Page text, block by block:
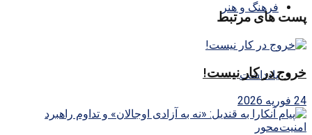
فرهنگ و هنر
یادداشت
پست های مرتبط
خروج در کار نیست!
24 فوریه 2026